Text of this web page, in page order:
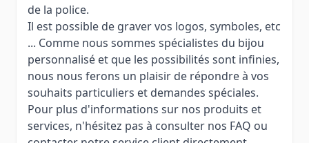
de la police.
Il est possible de graver vos logos, symboles, etc
... Comme nous sommes spécialistes du bijou
personnalisé et que les possibilités sont infinies,
nous nous ferons un plaisir de répondre à vos
souhaits particuliers et demandes spéciales.
Pour plus d'informations sur nos produits et
services, n'hésitez pas à consulter nos FAQ ou